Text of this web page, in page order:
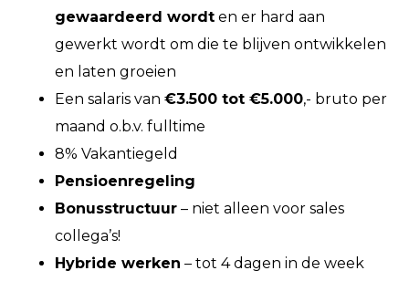
gewaardeerd wordt en er hard aan
gewerkt wordt om die te blijven ontwikkelen
en laten groeien
Een salaris van €3.500 tot €5.000,- bruto per
maand o.b.v. fulltime
8% Vakantiegeld
Pensioenregeling
Bonusstructuur – niet alleen voor sales
collega’s!
Hybride werken – tot 4 dagen in de week